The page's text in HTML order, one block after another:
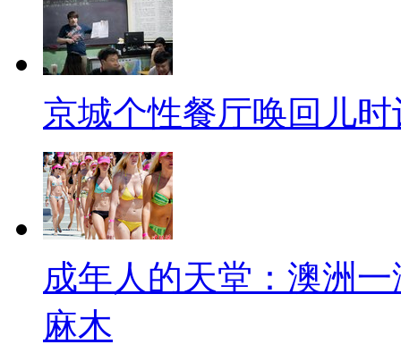
京城个性餐厅唤回儿
成年人的天堂：澳洲
麻木